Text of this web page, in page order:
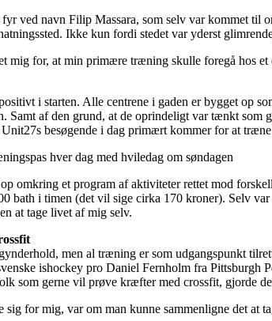
ved navn Filip Massara, som selv var kommet
Ikke kun fordi stedet var yderst
mig for, at min primære træning skulle foregå hos
i starten. Alle centrene i gaden er bygget op
Samt af den grund, at de oprindeligt var tænkt
Unit27s besøgende i dag primært kommer for at
hver dag med hviledag om søndagen
omkring et program af aktiviteter rettet mod
bath i timen (det vil sige cirka 170 kroner). Selv
at tage livet af mig selv.
men al træning er som udgangspunkt
ishockey pro Daniel Fernholm fra
som gerne vil prøve kræfter med crossfit, gjorde
for mig, var om man kunne sammenligne det at